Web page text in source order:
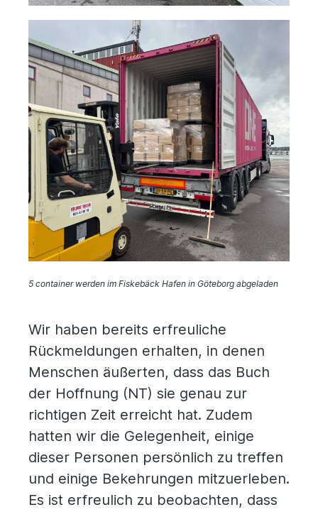
5 container werden im Fiskebäck Hafen in Göteborg abgeladen
Wir haben bereits erfreuliche
Rückmeldungen erhalten, in denen
Menschen äußerten, dass das Buch
der Hoffnung (NT) sie genau zur
richtigen Zeit erreicht hat. Zudem
hatten wir die Gelegenheit, einige
dieser Personen persönlich zu treffen
und einige Bekehrungen mitzuerleben.
Es ist erfreulich zu beobachten, dass